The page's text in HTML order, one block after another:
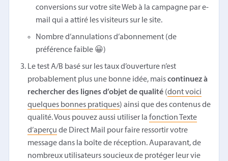
conversions sur votre site Web à la campagne par e-
mail qui a attiré les visiteurs sur le site.
Nombre d’annulations d’abonnement (de
préférence faible 😀)
Le test A/B basé sur les taux d’ouverture n’est
probablement plus une bonne idée, maiscontinuez à
rechercher des lignes d’objet de qualité (dont voici
quelques bonnes pratiques) ainsi que des contenus de
qualité. Vous pouvez aussi utiliser lafonction Texte
d’aperçu de Direct Mail pour faire ressortir votre
message dans la boîte de réception. Auparavant, de
nombreux utilisateurs soucieux de protéger leur vie